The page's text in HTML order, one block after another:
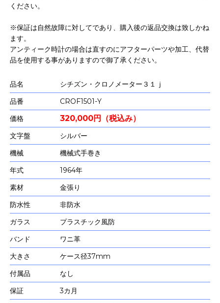
ください。
※保証は自然故障に対してであり、購入後の返品交換は致しかね
ます。
アンティーク時計の場合は直すのにアフターパーツや加工、代替
品を使用する事がありますので御了承ください。
品名
シチズン・クロノメーター３１ｊ
品番
CROF1501-Y
価格
320,000円（税込み）
文字盤
シルバー
機械
機械式手巻き
年式
1964年
素材
金張り
防水性
非防水
ガラス
プラスチック風防
バンド
ワニ革
大きさ
ケース径37mm
付属品
なし
保証
3カ月